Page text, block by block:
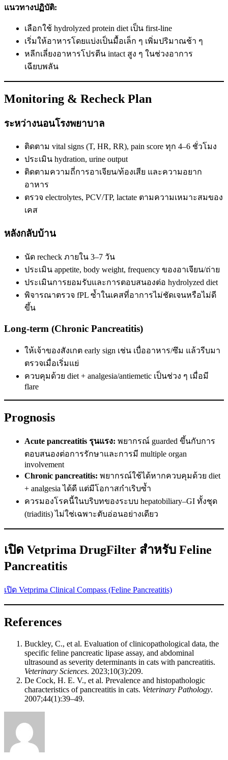
แนวทางปฏิบัติ:
เลือกใช้ hydrolyzed protein diet เป็น first-line
เริ่มให้อาหารโดยแบ่งเป็นมื้อเล็ก ๆ เพิ่มปริมาณช้า ๆ
หลีกเลี่ยงอาหารโปรตีน intact สูง ๆ ในช่วงอาการ
เฉียบพลัน
Monitoring & Recheck Plan
ระหว่างนอนโรงพยาบาล
ติดตาม vital signs (T, HR, RR), pain score ทุก 4–6 ชั่วโมง
ประเมิน hydration, urine output
ติดตามความถี่การอาเจียน/ท้องเสีย และความอยาก
อาหาร
ตรวจ electrolytes, PCV/TP, lactate ตามความเหมาะสมของ
เคส
หลังกลับบ้าน
นัด recheck ภายใน 3–7 วัน
ประเมิน appetite, body weight, frequency ของอาเจียน/ถ่าย
ประเมินการยอมรับและการตอบสนองต่อ hydrolyzed diet
พิจารณาตรวจ fPL ซ้ำในเคสที่อาการไม่ชัดเจนหรือไม่ดี
ขึ้น
Long-term (Chronic Pancreatitis)
ให้เจ้าของสังเกต early sign เช่น เบื่ออาหาร/ซึม แล้วรีบมา
ตรวจเมื่อเริ่มแย่
ควบคุมด้วย diet + analgesia/antiemetic เป็นช่วง ๆ เมื่อมี
flare
Prognosis
Acute pancreatitis รุนแรง: พยากรณ์ guarded ขึ้นกับการ
ตอบสนองต่อการรักษาและการมี multiple organ
involvement
Chronic pancreatitis: พยากรณ์ใช้ได้หากควบคุมด้วย diet
+ analgesia ได้ดี แต่มีโอกาสกำเริบซ้ำ
ควรมองโรคนี้ในบริบทของระบบ hepatobiliary–GI ทั้งชุด
(triaditis) ไม่ใช่เฉพาะตับอ่อนอย่างเดียว
เปิด Vetprima DrugFilter สำหรับ Feline
Pancreatitis
เปิด Vetprima Clinical Compass (Feline Pancreatitis)
References
Buckley, C., et al. Evaluation of clinicopathological data, the
specific feline pancreatic lipase assay, and abdominal
ultrasound as severity determinants in cats with pancreatitis.
Veterinary Sciences. 2023;10(3):209.
De Cock, H. E. V., et al. Prevalence and histopathologic
characteristics of pancreatitis in cats. Veterinary Pathology.
2007;44(1):39–49.